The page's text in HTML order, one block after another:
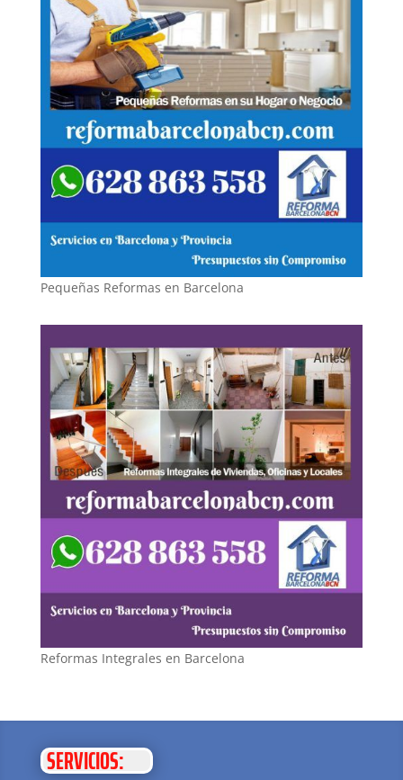
Pequeñas Reformas en Barcelona
Reformas Integrales en Barcelona
SERVICIOS: